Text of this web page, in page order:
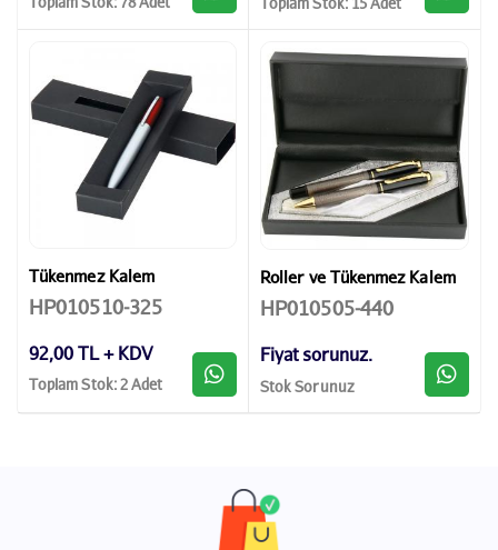
Tükenmez Kalem
HP010510-325
92,00 TL + KDV
Toplam Stok: 2 Adet
Roller ve Tükenmez Kalem
HP010505-440
Fiyat sorunuz.
Stok Sorunuz